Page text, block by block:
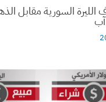
الليرة السورية مقابل